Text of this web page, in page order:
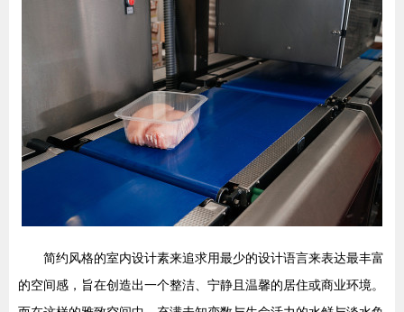
简约风格的室内设计素来追求用最少的设计语言来表达最丰富
的空间感，旨在创造出一个整洁、宁静且温馨的居住或商业环境。